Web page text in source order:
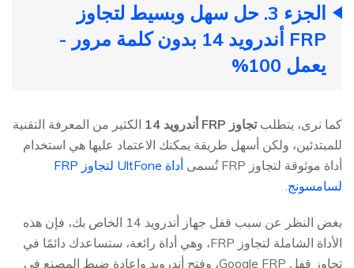
الجزء 3. حل سهل وبسيط لتجاوز
FRP أندرويد 14 بدون كلمة مرور -
يعمل 100%
كما نرى، يتطلبتجاوز FRP أندرويد 14
الكثير من المعرفة التقنية
للمبتدئين، ولكن أسهل طريقة يمكنك الاعتماد عليها هي استخدام
أداة موثوقة لتجاوز FRP تُسمى
أداة UltFone لتجاوز FRP
لسامسونج.
بغض النظر عن سبب قفل جهاز أندرويد 14 الخاص بك، فإن هذه
الأداة الشاملة لتجاوز FRP، وهي أداة رائعة، ستساعدك دائمًا في
تجاوز قفل Google FRP، وفتح أندرويد وإعادة ضبط المصنع في